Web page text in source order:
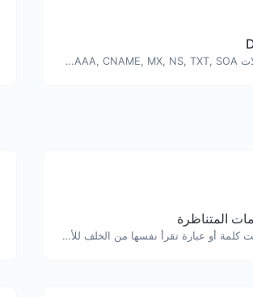
اكتشف سجلات A, AAAA, CNAME, MX, NS, TXT, SOA لنطاق أو مضيف.
المتناظرة
تحقق إن كانت كلمة أو عبارة تقرأ نفسها من الخلف للأمام.